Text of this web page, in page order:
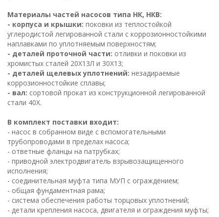
Материалы частей насосов типа НК, НКВ:
- корпуса и крышки: поковки из теплостойкой
углеродистой легированной стали с коррозионностойкими
наплавками по уплотняемым поверхностям;
- деталей проточной части: отливки и поковки из
хромистых сталей 20Х13Л и 30Х13;
- деталей щелевых уплотнений: незадираемые
коррозионностойкие сплавы;
- вал: сортовой прокат из конструкционной легированной
стали 40Х.
В комплект поставки входит:
- насос в собранном виде с вспомогательными
трубопроводами в пределах насоса;
- ответные фланцы на патрубках;
- приводной электродвигатель взрывозащищенного
исполнения;
- соединительная муфта типа МУП с ограждением;
- общая фундаментная рама;
- система обеспечения работы торцовых уплотнений;
- детали крепления насоса, двигателя и ограждения муфты;